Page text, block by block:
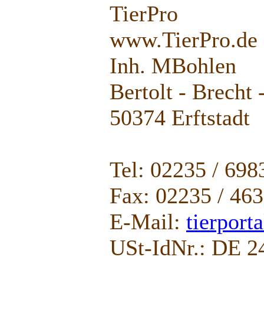
TierPro
www.TierPro.de
Inh. MBohlen
Bertolt - Brecht
50374 Erftstadt
Tel: 02235 /
Fax: 02235 /
E-Mail:
USt-IdNr.: DE